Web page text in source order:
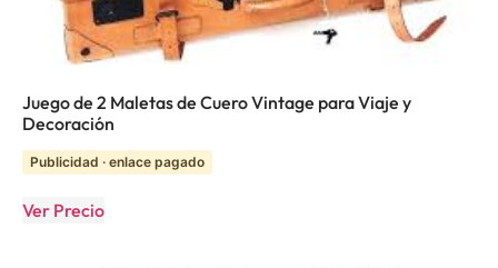
Juego de 2 Maletas de Cuero Vintage para Viaje y
Decoración
Publicidad · enlace pagado
Ver Precio